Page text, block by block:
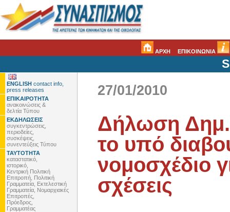
ΑΡΧΗ ΕΠΙΚΟΙΝΩΝΙΑ
ENGLISH contact info,
press releases
ΕΠΙΚΑΙΡΟΤΗΤΑ
ανακοινώσεις &
δελτία Τύπου
ΕΚΔΗΛΩΣΕΙΣ
συγκεντρώσεις,
περιοδείες,
συσκέψεις,
συνεντεύξεις Τύπου
ΤΑΥΤΟΤΗΤΑ
καταστατικό,
ιστορικό,
Κεντρική Πολιτική
Επιτροπή, Πολιτική
Γραμματεία, Εκτελεστική
Γραμματεία, Νομαρχιακές
Επιτροπές,
Πρόεδρος,
Γραμματέας
27/01/2010
Δήλωση Δημ.
το υπό
νομοσχέδιο
σχέσεις